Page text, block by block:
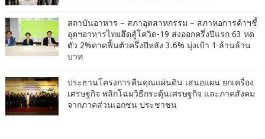
สถาบันอาหาร – สภาอุตสาหกรรม – สภาหอการค้าฯชี้
อุตฯอาหารไทยฮึดสู้โควิด-19 ส่งออกครึ่งปีแรก 63 หด
ตัว 2%คาดฟื้นตัวครึ่งปีหลัง 3.6% มุ่งเป้า 1 ล้านล้าน
บาท
ประธานโครงการคืนคุณแผ่นดิน เสนอแผน ยกเครื่อง
เศรษฐกิจ พลิกโฉมวิธีกระตุ้นเศรษฐกิจ และภาคสังคม
จากภาคส่วนเอกชน ประชาชน